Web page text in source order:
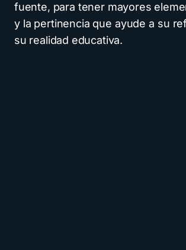
fuente, para tener mayores
y la pertinencia que ayude a su
su realidad educativa.